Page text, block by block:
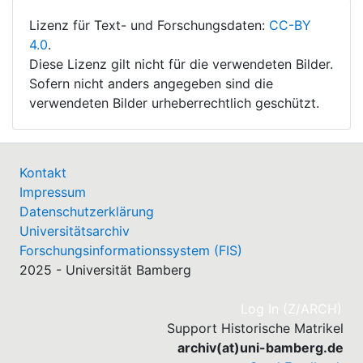
Lizenz für Text- und Forschungsdaten: CC-BY
4.0.
Diese Lizenz gilt nicht für die verwendeten Bilder.
Sofern nicht anders angegeben sind die
verwendeten Bilder urheberrechtlich geschützt.
Kontakt
Impressum
Datenschutzerklärung
Universitätsarchiv
Forschungsinformationssystem (FIS)
2025 - Universität Bamberg
Log In (Z/ARCH)
Support Historische Matrikel
archiv(at)uni-bamberg.de